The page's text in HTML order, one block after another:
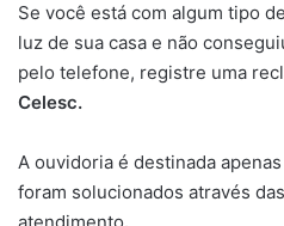
Se você está com algum tipo
luz de sua casa e não
pelo telefone, registre uma
Celesc.
A ouvidoria é destinada
foram solucionados através